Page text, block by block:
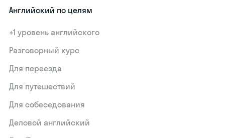
Английский по целям
+1 уровень английского
Разговорный курс
Для переезда
Для путешествий
Для собеседования
Деловой английский